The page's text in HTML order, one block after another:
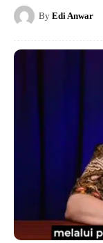
By Edi Anwar